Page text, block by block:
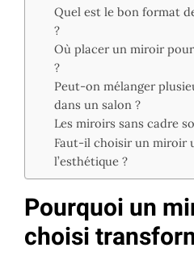
Quel est le bon format
?
Où placer un miroir
?
Peut-on mélanger
dans un salon ?
Les miroirs sans cadre
Faut-il choisir un miroir
l’esthétique ?
Pourquoi un
choisi